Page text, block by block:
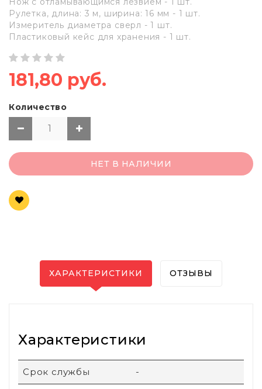
Рулетка, длина: 3 м, ширина: 16 мм - 1 шт.
Измеритель диаметра сверл - 1 шт.
Пластиковый кейс для хранения - 1 шт.
181,80 руб.
Количество
НЕТ В НАЛИЧИИ
ХАРАКТЕРИСТИКИ ОТЗЫВЫ
Характеристики
Срок службы -